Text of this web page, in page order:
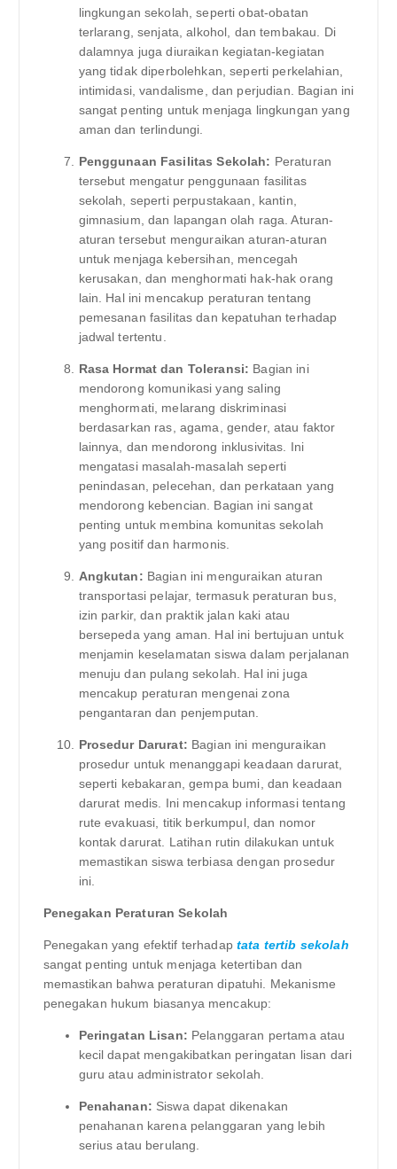
lingkungan sekolah, seperti obat-obatan
terlarang, senjata, alkohol, dan tembakau. Di
dalamnya juga diuraikan kegiatan-kegiatan
yang tidak diperbolehkan, seperti perkelahian,
intimidasi, vandalisme, dan perjudian. Bagian ini
sangat penting untuk menjaga lingkungan yang
aman dan terlindungi.
Penggunaan Fasilitas Sekolah: Peraturan
tersebut mengatur penggunaan fasilitas
sekolah, seperti perpustakaan, kantin,
gimnasium, dan lapangan olah raga. Aturan-
aturan tersebut menguraikan aturan-aturan
untuk menjaga kebersihan, mencegah
kerusakan, dan menghormati hak-hak orang
lain. Hal ini mencakup peraturan tentang
pemesanan fasilitas dan kepatuhan terhadap
jadwal tertentu.
Rasa Hormat dan Toleransi: Bagian ini
mendorong komunikasi yang saling
menghormati, melarang diskriminasi
berdasarkan ras, agama, gender, atau faktor
lainnya, dan mendorong inklusivitas. Ini
mengatasi masalah-masalah seperti
penindasan, pelecehan, dan perkataan yang
mendorong kebencian. Bagian ini sangat
penting untuk membina komunitas sekolah
yang positif dan harmonis.
Angkutan: Bagian ini menguraikan aturan
transportasi pelajar, termasuk peraturan bus,
izin parkir, dan praktik jalan kaki atau
bersepeda yang aman. Hal ini bertujuan untuk
menjamin keselamatan siswa dalam perjalanan
menuju dan pulang sekolah. Hal ini juga
mencakup peraturan mengenai zona
pengantaran dan penjemputan.
Prosedur Darurat: Bagian ini menguraikan
prosedur untuk menanggapi keadaan darurat,
seperti kebakaran, gempa bumi, dan keadaan
darurat medis. Ini mencakup informasi tentang
rute evakuasi, titik berkumpul, dan nomor
kontak darurat. Latihan rutin dilakukan untuk
memastikan siswa terbiasa dengan prosedur
ini.
Penegakan Peraturan Sekolah
Penegakan yang efektif terhadaptata tertib sekolah
sangat penting untuk menjaga ketertiban dan
memastikan bahwa peraturan dipatuhi. Mekanisme
penegakan hukum biasanya mencakup:
Peringatan Lisan: Pelanggaran pertama atau
kecil dapat mengakibatkan peringatan lisan dari
guru atau administrator sekolah.
Penahanan: Siswa dapat dikenakan
penahanan karena pelanggaran yang lebih
serius atau berulang.